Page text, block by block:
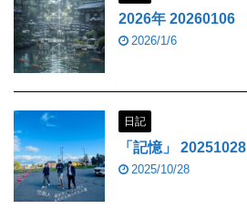
2026年 20260106
2026/1/6
日記
「記憶」 20251028
2025/10/28